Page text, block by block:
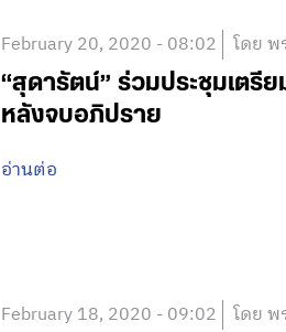
February 20, 2020 - 08:02 โดย พ
“สุดารัตน์” ร่วมประชุมเต
หลังจบอภิปราย
อ่านต่อ
February 18, 2020 - 09:02 โดย พ